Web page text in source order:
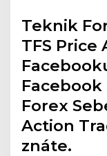
Teknik
TFS Price
Forex
Action
znáte.